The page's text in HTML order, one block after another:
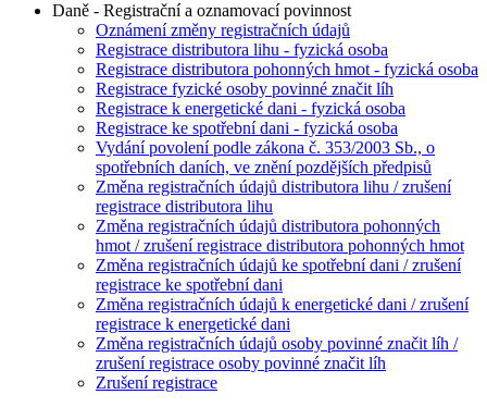
Daně - Registrační a oznamovací povinnost
Oznámení změny registračních údajů
Registrace distributora lihu - fyzická osoba
Registrace distributora pohonných hmot - fyzická osoba
Registrace fyzické osoby povinné značit líh
Registrace k energetické dani - fyzická osoba
Registrace ke spotřební dani - fyzická osoba
Vydání povolení podle zákona č. 353/2003 Sb., o
spotřebních daních, ve znění pozdějších předpisů
Změna registračních údajů distributora lihu / zrušení
registrace distributora lihu
Změna registračních údajů distributora pohonných
hmot / zrušení registrace distributora pohonných hmot
Změna registračních údajů ke spotřební dani / zrušení
registrace ke spotřební dani
Změna registračních údajů k energetické dani / zrušení
registrace k energetické dani
Změna registračních údajů osoby povinné značit líh /
zrušení registrace osoby povinné značit líh
Zrušení registrace